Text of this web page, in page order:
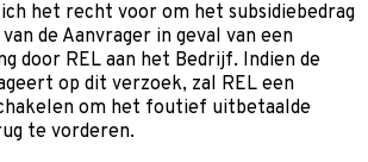
het recht voor om het subsidiebedrag
de Aanvrager in geval van een
door REL aan het Bedrijf. Indien de
op dit verzoek, zal REL een
om het foutief uitbetaalde
te vorderen.